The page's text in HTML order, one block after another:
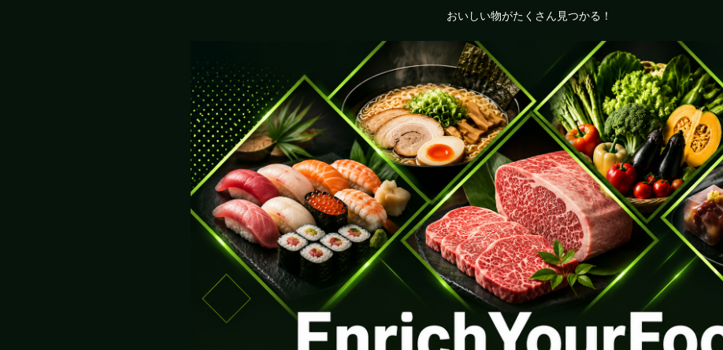
おいしい物がたくさん見つかる！